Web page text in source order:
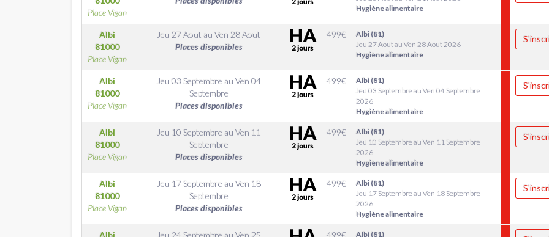
Place Vigan
Hygiène alimentaire
Albi
81000
Place Vigan
Jeu 27 Aout auVen 28 Aout
Places disponibles
499€
Albi (81)
Jeu 27 Aout au Ven 28 Aout 2026
Hygiène alimentaire
Albi
81000
Place Vigan
Jeu 03 Septembre au Ven 04
Septembre
Places disponibles
499€
Albi (81)
Jeu 03 Septembre au Ven 04 Septembre
2026
Hygiène alimentaire
Albi
81000
Place Vigan
Jeu 10 Septembre au Ven 11
Septembre
Places disponibles
499€
Albi (81)
Jeu 10 Septembre au Ven 11 Septembre
2026
Hygiène alimentaire
Albi
81000
Place Vigan
Jeu 17 Septembre au Ven 18
Septembre
Places disponibles
499€
Albi (81)
Jeu 17 Septembre au Ven 18 Septembre
2026
Hygiène alimentaire
Albi
Jeu 24 Septembre au Ven 25
499€
Albi (81)